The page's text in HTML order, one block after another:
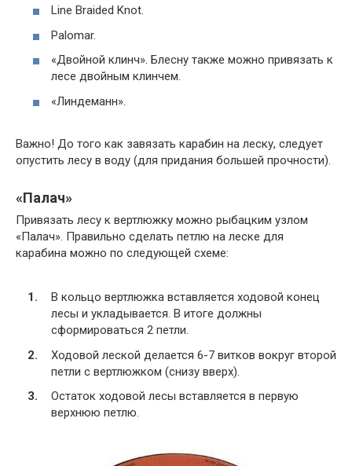
Line Braided Knot.
Palomar.
«Двойной клинч». Блесну также можно привязать к
лесе двойным клинчем.
«Линдеманн».
Важно! До того как завязать карабин на леску, следует
опустить лесу в воду (для придания большей прочности).
«Палач»
Привязать лесу к вертлюжку можно рыбацким узлом
«Палач». Правильно сделать петлю на леске для
карабина можно по следующей схеме:
В кольцо вертлюжка вставляется ходовой конец
лесы и укладывается. В итоге должны
сформироваться 2 петли.
Ходовой леской делается 6-7 витков вокруг второй
петли с вертлюжком (снизу вверх).
Остаток ходовой лесы вставляется в первую
верхнюю петлю.